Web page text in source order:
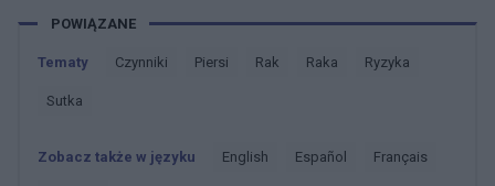
POWIĄZANE
Tematy Czynniki Piersi Rak Raka Ryzyka
Sutka
Zobacz także w języku english español français